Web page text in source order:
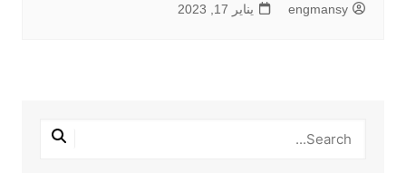
engmansy يناير 17, 2023